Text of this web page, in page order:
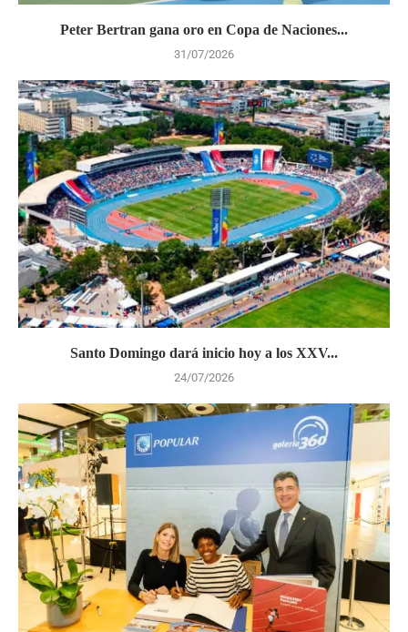
Peter Bertran gana oro en Copa de Naciones...
31/07/2026
Santo Domingo dará inicio hoy a los XXV...
24/07/2026